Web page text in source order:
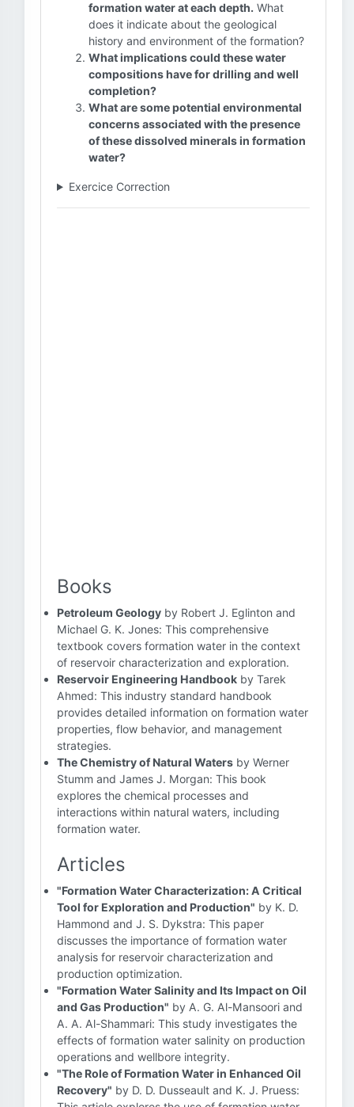
formation water at each depth. What
does it indicate about the geological
history and environment of the formation?
What implications could these water
compositions have for drilling and well
completion?
What are some potential environmental
concerns associated with the presence
of these dissolved minerals in formation
water?
Exercice Correction
Books
Petroleum Geology by Robert J. Eglinton and
Michael G. K. Jones: This comprehensive
textbook covers formation water in the context
of reservoir characterization and exploration.
Reservoir Engineering Handbook by Tarek
Ahmed: This industry standard handbook
provides detailed information on formation water
properties, flow behavior, and management
strategies.
The Chemistry of Natural Waters by Werner
Stumm and James J. Morgan: This book
explores the chemical processes and
interactions within natural waters, including
formation water.
Articles
"Formation Water Characterization: A Critical
Tool for Exploration and Production" by K. D.
Hammond and J. S. Dykstra: This paper
discusses the importance of formation water
analysis for reservoir characterization and
production optimization.
"Formation Water Salinity and Its Impact on Oil
and Gas Production" by A. G. Al-Mansoori and
A. A. Al-Shammari: This study investigates the
effects of formation water salinity on production
operations and wellbore integrity.
"The Role of Formation Water in Enhanced Oil
Recovery" by D. D. Dusseault and K. J. Pruess: